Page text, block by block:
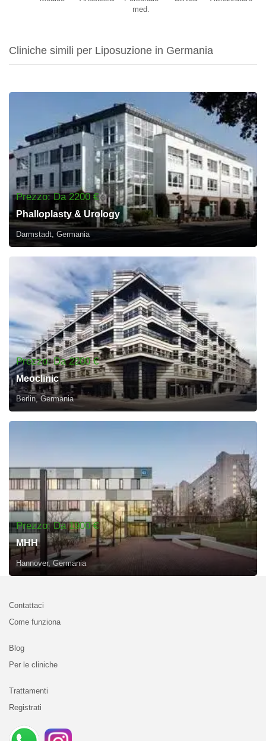
med.
Cliniche simili per Liposuzione in Germania
Prezzo: Da 2200 €
Phalloplasty & Urology
Darmstadt, Germania
Prezzo: Da 2200 €
Meoclinic
Berlin, Germania
Prezzo: Da 1900 €
MHH
Hannover, Germania
Contattaci
Come funziona
Blog
Per le cliniche
Trattamenti
Registrati